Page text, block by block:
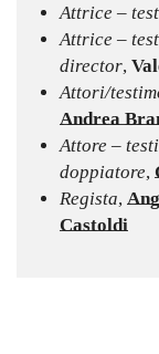
Attrice –
Attrice –
director,
Attori/
Andrea
Attore –
doppiatore,
Regista,
Castoldi